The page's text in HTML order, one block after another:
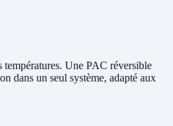
Une PAC réversible
dans un seul système, adapté aux